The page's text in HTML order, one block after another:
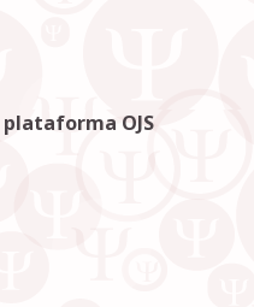
OJS